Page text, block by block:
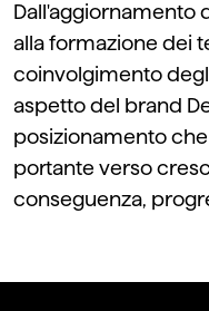
Dall'aggiornamento
alla formazione dei
coinvolgimento
aspetto del brand
posizionamento che
portante verso
conseguenza,